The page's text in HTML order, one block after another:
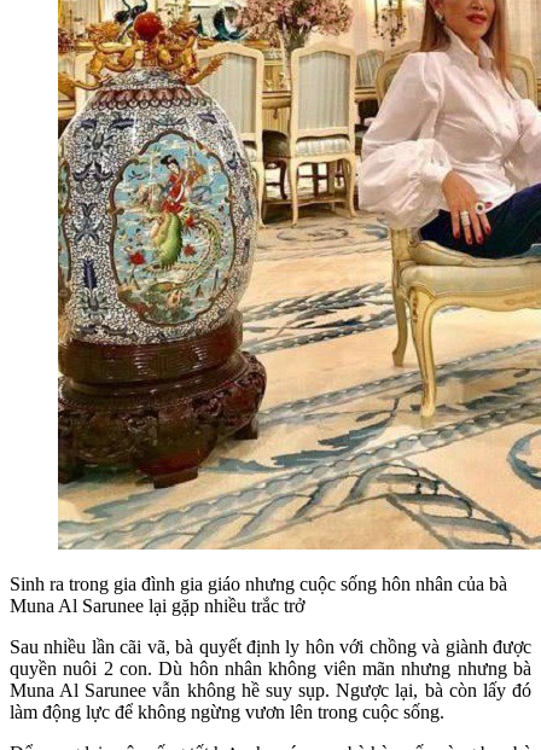
Sinh ra trong gia đình gia giáo nhưng cuộc sống hôn nhân của bà
Muna Al Sarunee lại gặp nhiều trắc trở
Sau nhiều lần cãi vã, bà quyết định ly hôn với chồng và giành được
quyền nuôi 2 con. Dù hôn nhân không viên mãn nhưng nhưng bà
Muna Al Sarunee vẫn không hề suy sụp. Ngược lại, bà còn lấy đó
làm động lực để không ngừng vươn lên trong cuộc sống.